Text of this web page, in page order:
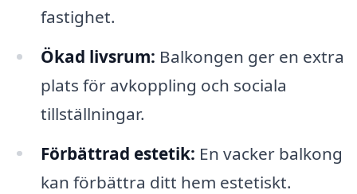
fastighet.
Ökad livsrum: Balkongen ger en extra
plats för avkoppling och sociala
tillställningar.
Förbättrad estetik: En vacker balkong
kan förbättra ditt hem estetiskt.